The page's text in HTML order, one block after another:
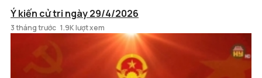
Ý kiến cử tri ngày 29/4/2026
3 tháng trước 1.9K lượt xem